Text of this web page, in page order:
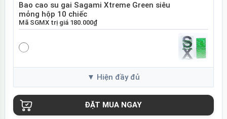
Bao cao su gai Sagami Xtreme Green siêu
mỏng hộp 10 chiếc
Mã SGMXtrị giá 180.000₫
Bao cao su Sagami Xtreme White Nhật Bản
MãSGMEtrị giá120.000₫